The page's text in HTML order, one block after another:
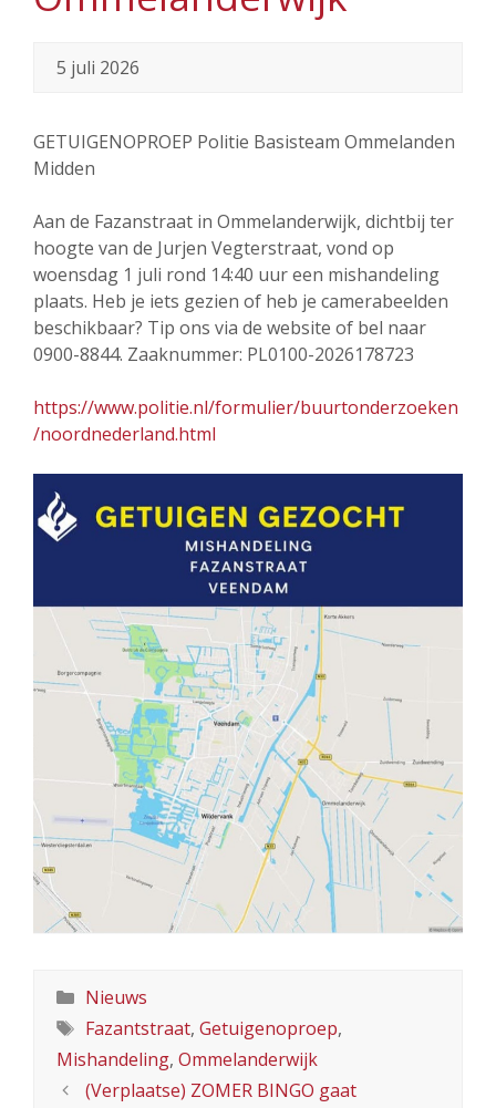
5 juli 2026
GETUIGENOPROEP Politie Basisteam Ommelanden
Midden
Aan de Fazanstraat in Ommelanderwijk, dichtbij ter
hoogte van de Jurjen Vegterstraat, vond op
woensdag 1 juli rond 14:40 uur een mishandeling
plaats. Heb je iets gezien of heb je camerabeelden
beschikbaar? Tip ons via de website of bel naar
0900-8844. Zaaknummer: PL0100-2026178723
https://www.politie.nl/formulier/buurtonderzoeken
/noordnederland.html
Categorieën
Nieuws
Tags
Fazantstraat, Getuigenoproep,
Mishandeling, Ommelanderwijk
(Verplaatse) ZOMER BINGO gaat